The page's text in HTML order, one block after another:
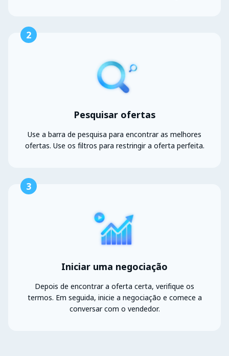
2
Pesquisar ofertas
Use a barra de pesquisa para encontrar as melhores
ofertas. Use os filtros para restringir a oferta perfeita.
3
Iniciar uma negociação
Depois de encontrar a oferta certa, verifique os
termos. Em seguida, inicie a negociação e comece a
conversar com o vendedor.